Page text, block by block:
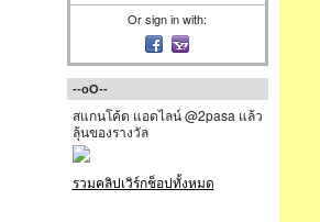
Or sign in with:
--oO--
สแกนโค้ด แอดไลน์ @2pasa แล้ว
ลุ้นของรางวัล
รวมคลิปเวิร์กช็อปทั้งหมด